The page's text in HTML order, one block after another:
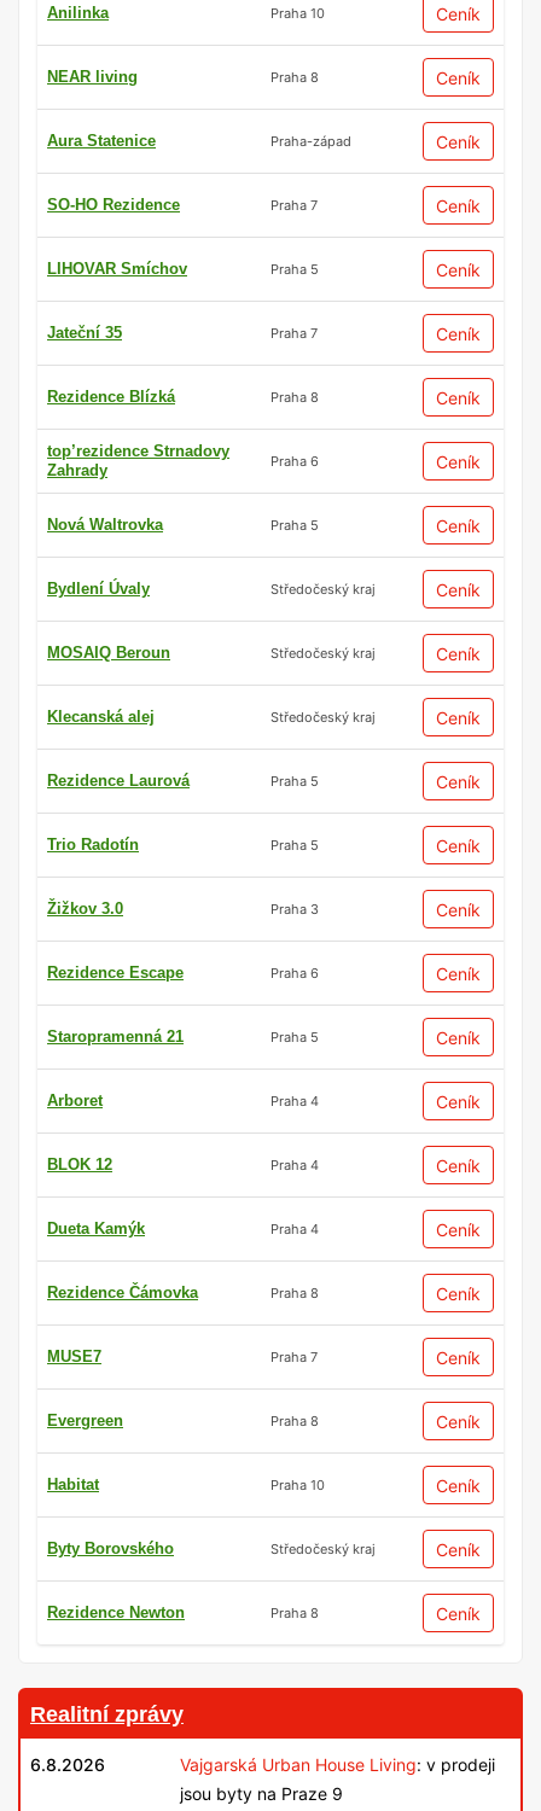
Anilinka Praha 10 Ceník
NEAR living Praha 8 Ceník
Aura Statenice Praha-západ Ceník
SO-HO Rezidence Praha 7 Ceník
LIHOVAR Smíchov Praha 5 Ceník
Jateční 35 Praha 7 Ceník
Rezidence Blízká Praha 8 Ceník
top’rezidence Strnadovy
Zahrady
Praha 6 Ceník
Nová Waltrovka Praha 5 Ceník
Bydlení Úvaly Středočeský kraj Ceník
MOSAIQ Beroun Středočeský kraj Ceník
Klecanská alej Středočeský kraj Ceník
Rezidence Laurová Praha 5 Ceník
Trio Radotín Praha 5 Ceník
Žižkov 3.0 Praha 3 Ceník
Rezidence Escape Praha 6 Ceník
Staropramenná 21 Praha 5 Ceník
Arboret Praha 4 Ceník
BLOK 12 Praha 4 Ceník
Dueta Kamýk Praha 4 Ceník
Rezidence Čámovka Praha 8 Ceník
MUSE7 Praha 7 Ceník
Evergreen Praha 8 Ceník
Habitat Praha 10 Ceník
Byty Borovského Středočeský kraj Ceník
Rezidence Newton Praha 8 Ceník
Realitní zprávy
6.8.2026 Vajgarská Urban House Living: v prodeji
jsou byty na Praze 9